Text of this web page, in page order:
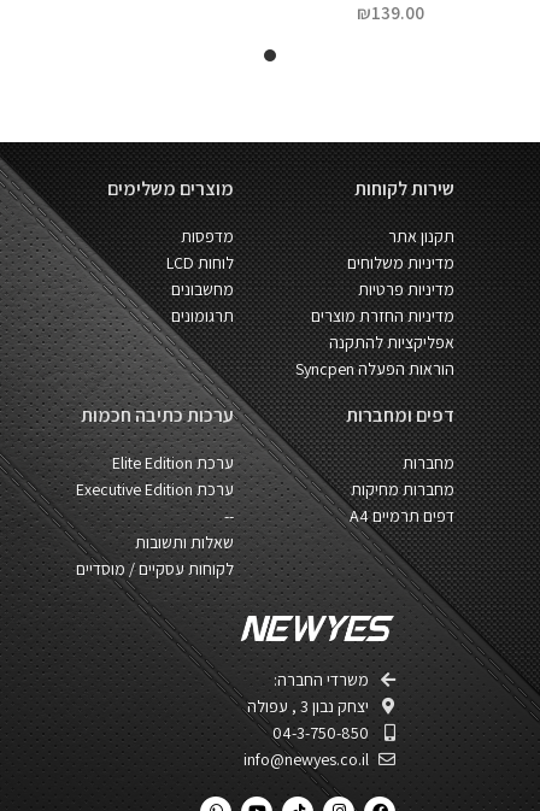
₪139.00
משרדי החברה:
יצחק נבון 3 , עפולה​
04-3-750-850
info@newyes.co.il
ערכות כתיבה חכמות
ערכת Elite Edition
ערכת Executive Edition
--
שאלות ותשובות
לקוחות עסקיים / מוסדיים
דפים ומחברות
מחברות
מחברות מחיקות
דפים תרמיים A4
מוצרים משלימים
מדפסות
לוחות LCD
מחשבונים
תרגומונים
שירות לקוחות
תקנון אתר
מדיניות משלוחים
מדיניות פרטיות
מדיניות החזרת מוצרים
אפליקציות להתקנה
הוראות הפעלה Syncpen